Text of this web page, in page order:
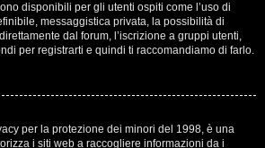
disponibili per gli utenti ospiti come l’uso di
messaggistica privata, la possibilità di
dal forum, l’iscrizione a gruppi utenti,
per registrarti e quindi ti raccomandiamo di farlo.
per la protezione dei minori del 1998, è una
i siti web a raccogliere informazioni da i